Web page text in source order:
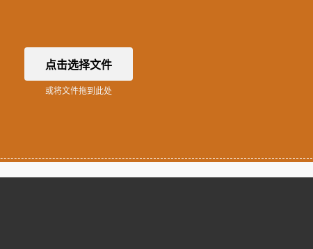
点击选择文件
或将文件拖到此处